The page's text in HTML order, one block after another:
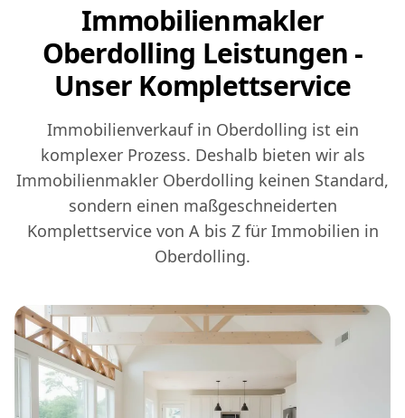
Immobilienmakler
Oberdolling Leistungen -
Unser Komplettservice
Immobilienverkauf in Oberdolling ist ein
komplexer Prozess. Deshalb bieten wir als
Immobilienmakler Oberdolling keinen Standard,
sondern einen maßgeschneiderten
Komplettservice von A bis Z für Immobilien in
Oberdolling.